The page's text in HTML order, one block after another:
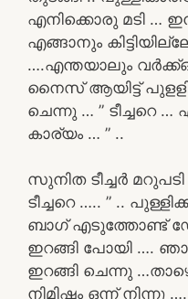
എനിക്കൊരു മടി …
എങ്ങാനും
….എന്തയാലും
നൈസ് ആയിട്ട്
ചെന്നു … ” ടീച്ചറെ
കാര്യം … ” ..
സുനിത ടീച്ചർ
ടീച്ചറെ ….. ” ..
ബാഗ് എടുത്തോണ്ട്
ഇറങ്ങി പോയി ….
ഇറങ്ങി ചെന്നു
നിമിഷം ഒന്ന് നിന്നു